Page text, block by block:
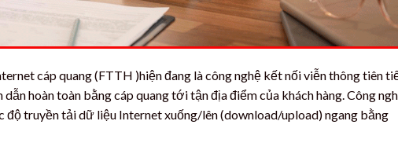
cáp quang (FTTH )hiện đang là công nghệ kết nối viễn thông tiên
hoàn toàn bằng cáp quang tới tận địa điểm của khách hàng. Công
độ truyền tải dữ liệu Internet xuống/lên (download/upload) ngang bằng